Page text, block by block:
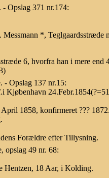
Opslag 371 nr.174:
*, Teglgaardsstræde
6, hvorfra han i mere end
Opslag 137 nr.15:
Kjøbenhavn
1858, konfirmeret ???
Forældre efter Tillysning.
opslag 49 nr. 68:
Hentzen, 18 Aar, i Kolding.